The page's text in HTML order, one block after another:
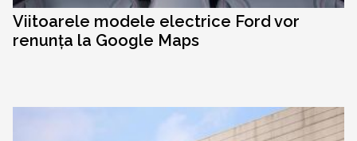
Viitoarele modele electrice Ford vor
renunța la Google Maps